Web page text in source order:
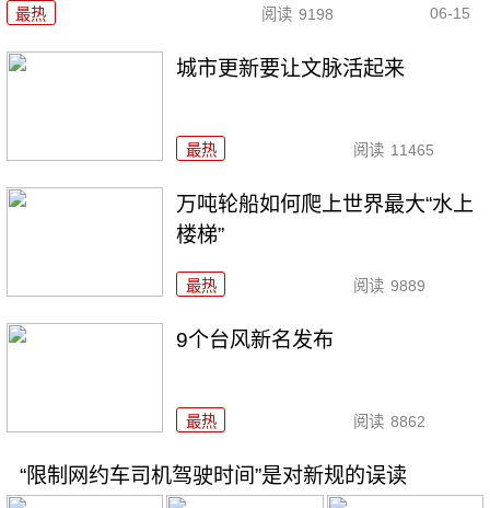
最热 阅读 9198 06-15
城市更新要让文脉活起来
最热 阅读 11465
万吨轮船如何爬上世界最大“水上
楼梯”
最热 阅读 9889
9个台风新名发布
最热 阅读 8862
“限制网约车司机驾驶时间”是对新规的误读